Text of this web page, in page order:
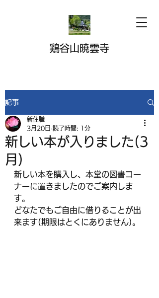
鶏谷山暁雲寺
記事
新しい本が入りました(3
月)
新住職
3月20日 読了時間: 1分
新しい本を購入し、本堂の図書コー
ナーに置きましたのでご案内しま
す。
どなたでもご自由に借りることが出
来ます(期限はとくにありません)。